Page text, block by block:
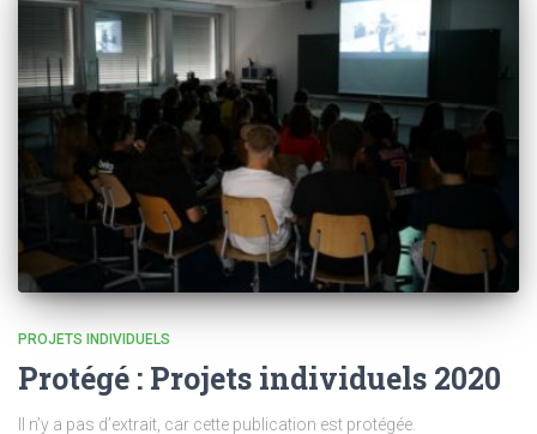
PROJETS INDIVIDUELS
Protégé : Projets individuels 2020
Il n’y a pas d’extrait, car cette publication est protégée.